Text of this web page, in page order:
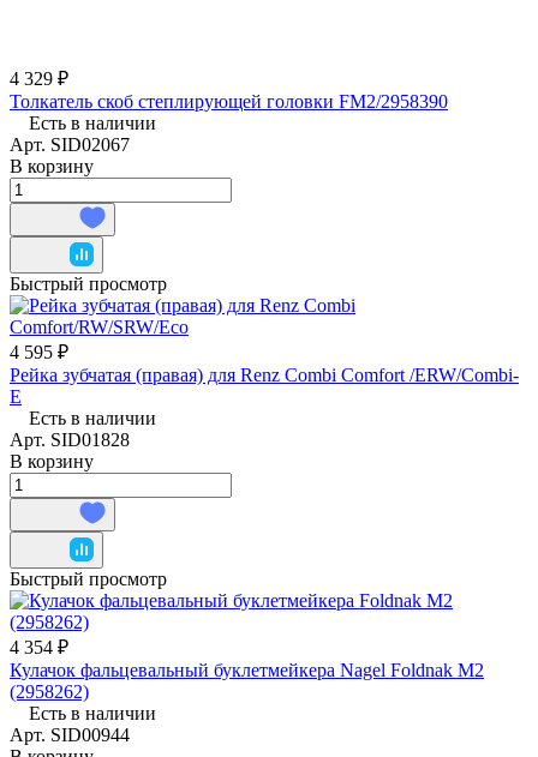
4 329 ₽
Толкатель скоб степлирующей головки FM2/2958390
Есть в наличии
Арт. SID02067
В корзину
Быстрый просмотр
4 595 ₽
Рейка зубчатая (правая) для Renz Combi Comfort /ERW/Combi-
E
Есть в наличии
Арт. SID01828
В корзину
Быстрый просмотр
4 354 ₽
Кулачок фальцевальный буклетмейкера Nagel Foldnak M2
(2958262)
Есть в наличии
Арт. SID00944